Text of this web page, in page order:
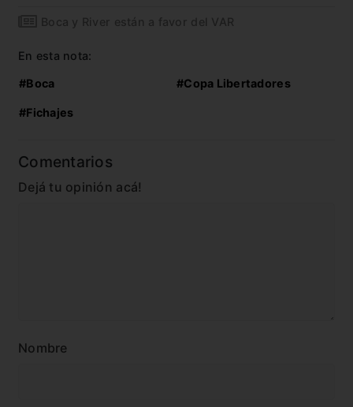
Boca y River están a favor del VAR
En esta nota:
#Boca #Copa Libertadores
#Fichajes
Comentarios
Dejá tu opinión acá!
Nombre